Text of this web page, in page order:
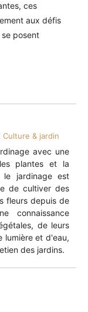
ces
aux défis
posent
Culture & jardin
avec une
plantes et la
le jardinage est
de cultiver des
fleurs depuis de
connaissance
de leurs
lumière et d'eau,
des jardins.